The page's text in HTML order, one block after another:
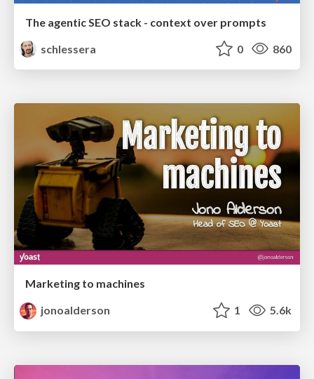
The agentic SEO stack - context over prompts
schlessera
0 860
Marketing to machines
jonoalderson
1 5.6k